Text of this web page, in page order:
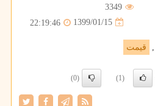
3349
1399/01/15
22:19:46
, قیمت
(1)
(0)